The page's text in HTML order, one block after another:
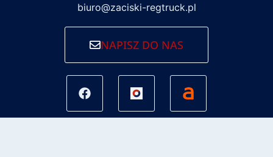
biuro@zaciski-regtruck.pl
NAPISZ DO NAS